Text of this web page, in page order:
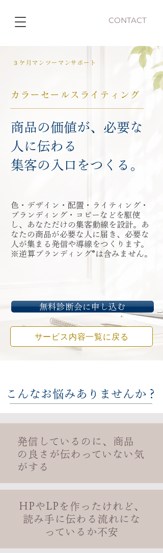
CONTACT
３ケ月マンツーマンサポート
カラーセールスライティング
商品の価値が、必要な
人に伝わる
集客の入口をつくる。
色・デザイン・配置・ライティング・
ブランディング・コピーなどを駆使
し、
あなただけの集客動線を設計。
あ
なたの商品が必要な人に届き、 必要な
人が集まる発信や導線をつくります。​
※逆算ブランディング®は含みません。
無料診断会に申し込む
サービス内容一覧に戻る
こんなお悩みありませんか？
発信しているのに、商品
の良さが伝わっていない気
がする
HPやLPを作ったけれど、
読み手に伝わる流れにな
っているか不安